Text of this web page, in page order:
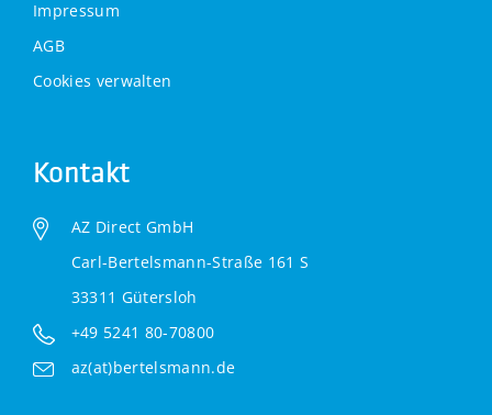
Impressum
AGB
Cookies verwalten
Kontakt
AZ Direct GmbH
Carl-Bertelsmann-Straße 161 S
33311 Gütersloh
+49 5241 80-70800
az(at)bertelsmann.de